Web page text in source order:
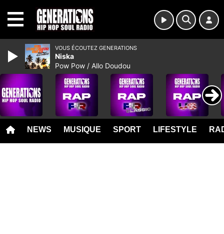
NEWS MUSIQUE SPORT LIFESTYLE
VOUS ÉCOUTEZ GENERATIONS
Niska
Pow Pow / Allo Doudou